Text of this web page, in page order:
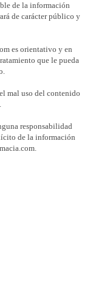
de la información
de carácter público y
es orientativo y en
que le pueda
mal uso del contenido
responsabilidad
de la información